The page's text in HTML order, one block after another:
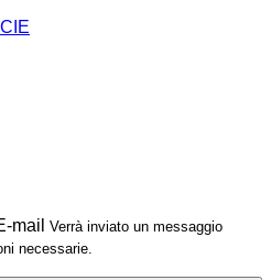
mail Verrà inviato un messaggio
necessarie.